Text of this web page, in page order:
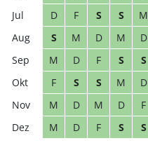
D
F S S M
S
M D M D
M
D F S S
F
S S M D
M
D M D F
M
D F S S